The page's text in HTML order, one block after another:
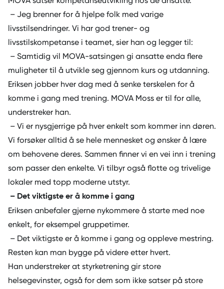
– Jeg brenner for å hjelpe folk med varige
livsstilsendringer. Vi har god trener- og
livsstilskompetanse i teamet, sier han og legger til:
– Samtidig vil MOVA-satsingen gi ansatte enda flere
muligheter til å utvikle seg gjennom kurs og utdanning.
Eriksen jobber hver dag med å senke terskelen for å
komme i gang med trening. MOVA Moss er til for alle,
understreker han.
– Vi er nysgjerrige på hver enkelt som kommer inn døren.
Vi forsøker alltid å se hele mennesket og ønsker å lære
om behovene deres. Sammen finner vi en vei inn i trening
som passer den enkelte. Vi tilbyr også flotte og trivelige
lokaler med topp moderne utstyr.
– Det viktigste er å komme i gang
Eriksen anbefaler gjerne nykommere å starte med noe
enkelt, for eksempel gruppetimer.
– Det viktigste er å komme i gang og oppleve mestring.
Resten kan man bygge på videre etter hvert.
Han understreker at styrketrening gir store
helsegevinster, også for dem som ikke satser på store